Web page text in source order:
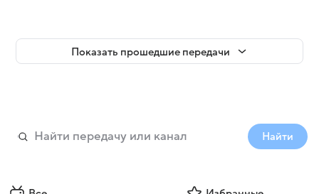
Показать прошедшие передачи
Найти